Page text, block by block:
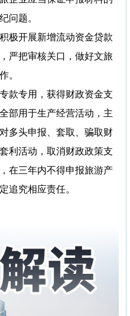
问题。
极开展新增流动资金贷款
严把审核关口，做好文旅
。
款专用，获得财政资金支
部用于生产经营活动，主
多头申报、套取、骗取财
利活动，取消财政政策支
在三年内不得申报旅游产
追究相应责任。